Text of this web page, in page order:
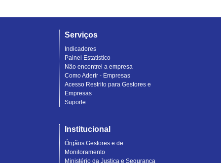
Serviços
Indicadores
Painel Estatístico
Não encontrei a empresa
Como Aderir - Empresas
Acesso Restrito para Gestores e
Empresas
Suporte
Institucional
Órgãos Gestores e de
Monitoramento
Ministério da Justiça e Segurança